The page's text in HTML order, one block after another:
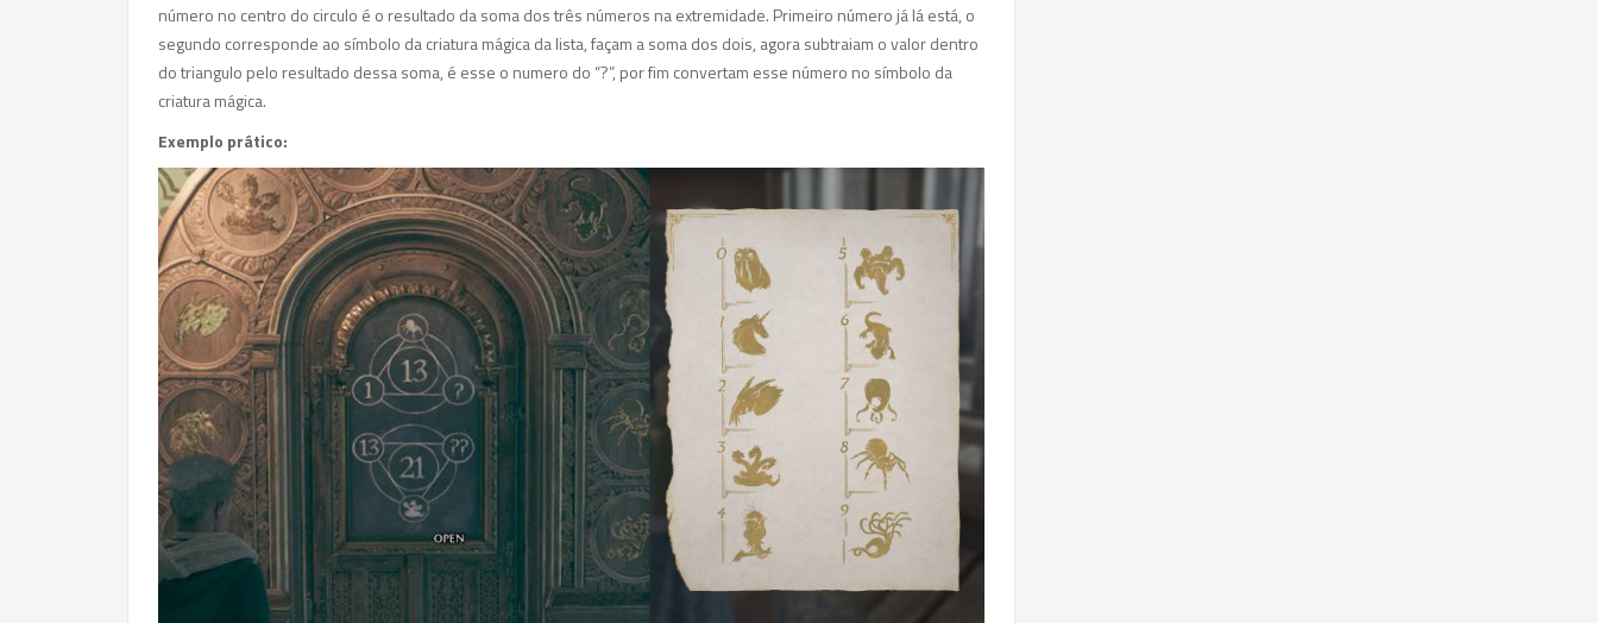
número no centro do circulo é o resultado da soma dos três números na extremidade. Primeiro número já lá está, o
segundo corresponde ao símbolo da criatura mágica da lista, façam a soma dos dois, agora subtraiam o valor dentro
do triangulo pelo resultado dessa soma, é esse o numero do “?”, por fim convertam esse número no símbolo da
criatura mágica.
Exemplo prático: